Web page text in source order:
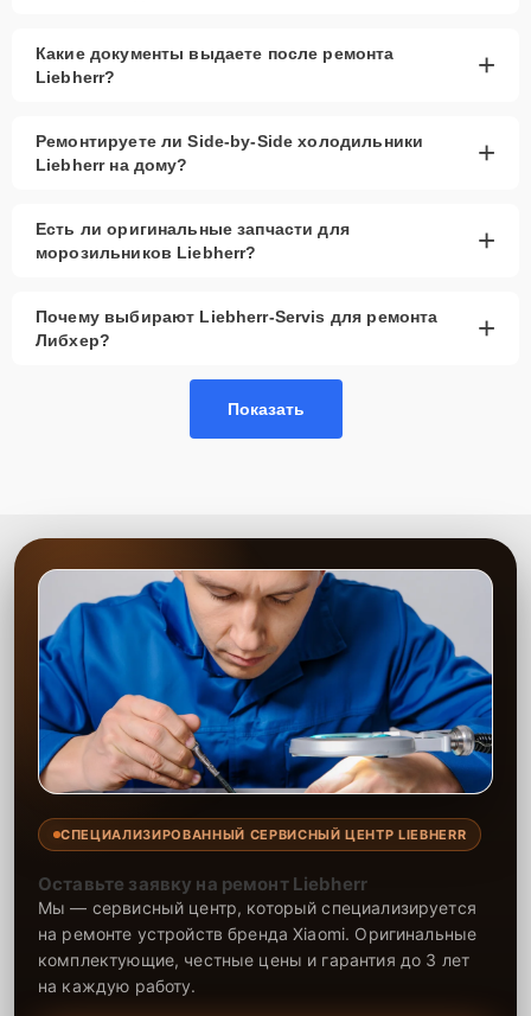
Какие документы выдаете после ремонта
Liebherr?
+
Ремонтируете ли Side-by-Side холодильники
Liebherr на дому?
+
Есть ли оригинальные запчасти для
морозильников Liebherr?
+
Почему выбирают Liebherr-Servis для ремонта
Либхер?
+
Показать
СПЕЦИАЛИЗИРОВАННЫЙ СЕРВИСНЫЙ ЦЕНТР LIEBHERR
Оставьте заявку на ремонт Liebherr
Мы — сервисный центр, который специализируется
на ремонте устройств бренда Xiaomi. Оригинальные
комплектующие, честные цены и гарантия до 3 лет
на каждую работу.